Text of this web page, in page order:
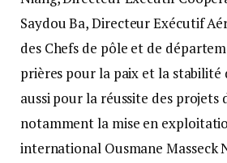
Saydou Ba, Directeur Exécutif
des Chefs de pôle et de
prières pour la paix et la stabilité
aussi pour la réussite des projets
notamment la mise en
international Ousmane Masseck